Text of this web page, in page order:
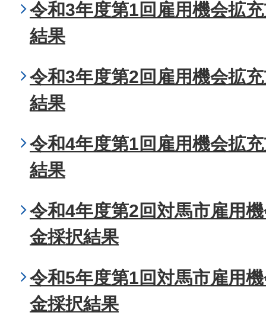
令和3年度第1回雇用機会拡
結果
令和3年度第2回雇用機会拡
結果
令和4年度第1回雇用機会拡
結果
令和4年度第2回対馬市雇用
金採択結果
令和5年度第1回対馬市雇用
金採択結果